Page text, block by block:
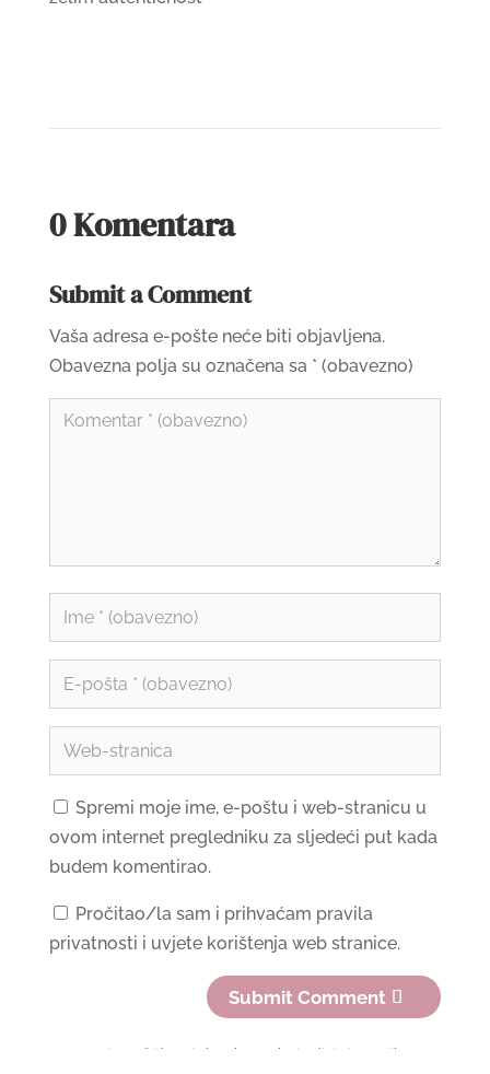
0 Komentara
Submit a Comment
Vaša adresa e-pošte neće biti objavljena.
Obavezna polja su označena sa * (obavezno)
Spremi moje ime, e-poštu i web-stranicu u
ovom internet pregledniku za sljedeći put kada
budem komentirao.
Pročitao/la sam i prihvaćam pravila
privatnosti i uvjete korištenja web stranice.
Submit Comment
Ova stranica zaštićena je kroz hCaptcha i apliciraju se njihova